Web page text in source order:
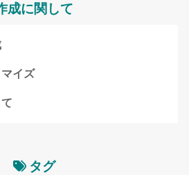
成に関して
イズ
タグ